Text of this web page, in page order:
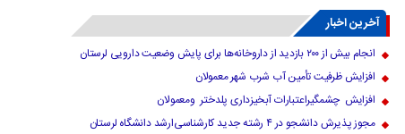
آخرین اخبار
انجام بیش از ۲۰۰ بازدید از داروخانه‌ها برای پایش وضعیت دارویی لرستان
افزایش ظرفیت تأمین آب شرب شهر معمولان
افزایش چشمگیراعتبارات آبخیزداری پلدختر ومعمولان
مجوز پذیرش دانشجو در ۴ رشته جدید کارشناسی‌ارشد دانشگاه لرستان